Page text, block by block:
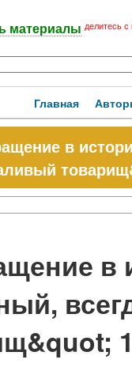
материалы делитесь
Главная
в
в
1